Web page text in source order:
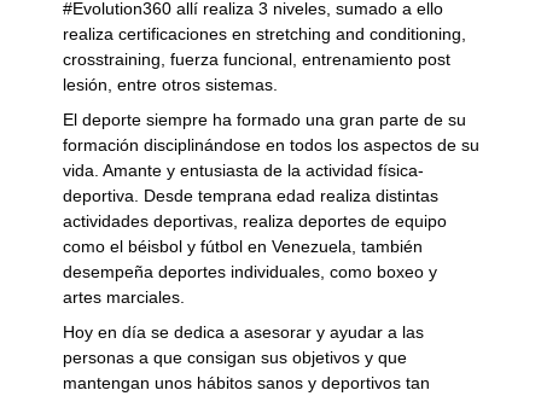
#Evolution360 allí realiza 3 niveles, sumado a ello
realiza certificaciones en stretching and conditioning,
crosstraining, fuerza funcional, entrenamiento post
lesión, entre otros sistemas.
El deporte siempre ha formado una gran parte de su
formación disciplinándose en todos los aspectos de su
vida. Amante y entusiasta de la actividad física-
deportiva. Desde temprana edad realiza distintas
actividades deportivas, realiza deportes de equipo
como el béisbol y fútbol en Venezuela, también
desempeña deportes individuales, como boxeo y
artes marciales.
Hoy en día se dedica a asesorar y ayudar a las
personas a que consigan sus objetivos y que
mantengan unos hábitos sanos y deportivos tan